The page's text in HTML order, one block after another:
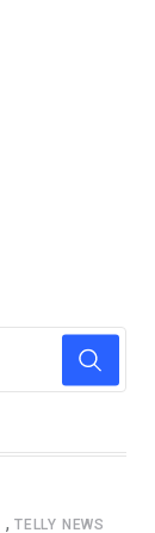
, TELLY NEWS